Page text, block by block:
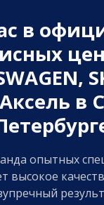
в
в
опытных
высокое